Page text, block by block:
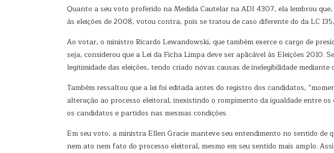
Quanto a seu voto proferido na Medida Cautelar na ADI 4307, ela lembrou
às eleições de 2008, votou contra, pois se tratou de caso diferente do da LC
Ao votar, o ministro Ricardo Lewandowski, que também exerce o cargo de
seja, considerou que a Lei da Ficha Limpa deve ser aplicável às Eleições
legitimidade das eleições, tendo criado novas causas de inelegibilidade
Também ressaltou que a lei foi editada antes do registro dos candidatos,
alteração ao processo eleitoral, inexistindo o rompimento da igualdade entre
os candidatos e partidos nas mesmas condições.
Em seu voto, a ministra Ellen Gracie manteve seu entendimento no sentido de
nem ato nem fato do processo eleitoral, mesmo em seu sentido mais amplo.